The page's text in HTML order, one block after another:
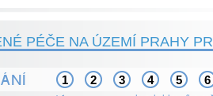
PÉČE NA ÚZEMÍ PRAHY
1 2 3 4 5 6